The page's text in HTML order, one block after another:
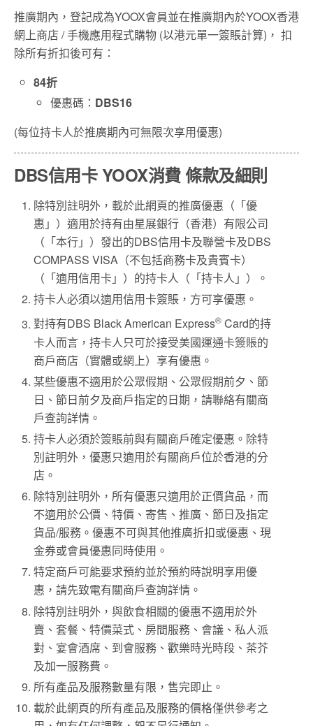
推廣期內，登記成為YOOX會員並在推廣期內於YOOX香港
網上商店 / 手機應用程式購物 (以港元單一簽賬計算)， 扣
除所有折扣後可有：
84折
優惠碼： DBS16
(每位持卡人於推廣期內可無限次享用優惠)
DBS信用卡 YOOX消費 條款及細則
除特別註明外，載於此網頁的推廣優惠（「優
惠」）適用於持有由星展銀行（香港）有限公司
（「本行」）發出的DBS信用卡及聯營卡及DBS
COMPASS VISA（不包括商務卡及貴賓卡）
（「適用信用卡」）的持卡人（「持卡人」）。
持卡人必須以適用信用卡簽賬，方可享優惠。
對持有DBS Black American Express® Card的持
卡人而言，持卡人只可於接受美國運通卡簽賬的
商戶商店（實體或網上）享有優惠。
某些優惠不適用於公眾假期、公眾假期前夕、節
日、節日前夕及商戶指定的日期，請聯絡有關商
戶查詢詳情。
持卡人必須於簽賬前與有關商戶確定優惠。除特
別註明外，優惠只適用於有關商戶位於香港的分
店。
除特別註明外，所有優惠只適用於正價貨品，而
不適用於公價、特價、寄售、推廣、節日及指定
貨品/服務。優惠不可與其他推廣折扣或優惠、現
金券或會員優惠同時使用。
特定商戶可能要求預約並於預約時說明享用優
惠，請先致電有關商戶查詢詳情。
除特別註明外，與飲食相關的優惠不適用於外
賣、套餐、特價菜式、房間服務、會議、私人派
對、宴會酒席、到會服務、歡樂時光時段、茶芥
及加一服務費。
所有產品及服務數量有限，售完即止。
載於此網頁的所有產品及服務的價格僅供參考之